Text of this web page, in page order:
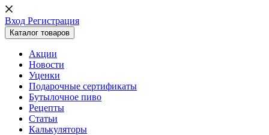
Вход Регистрация
Каталог товаров
Акции
Новости
Уценки
Подарочные сертификаты
Бутылочное пиво
Рецепты
Статьи
Калькуляторы